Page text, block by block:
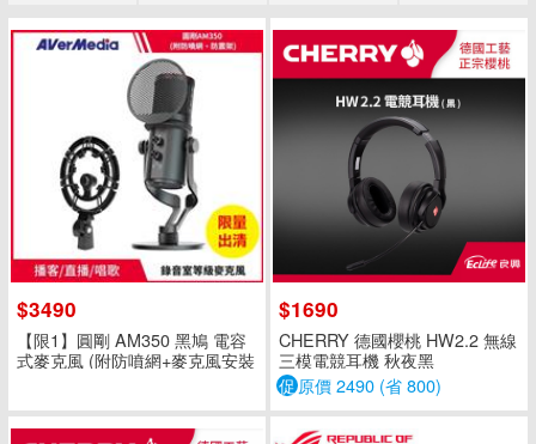
$3490
【限1】圓剛 AM350 黑鳩 電容
式麥克風 (附防噴網+麥克風安裝
$1690
CHERRY 德國櫻桃 HW2.2 無線
三模電競耳機 秋夜黑
促原價 2490 (省 800)